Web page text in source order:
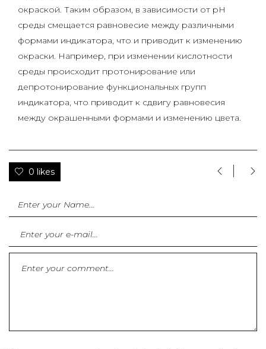
окраской. Таким образом, в зависимости от pH
среды смещается равновесие между различными
формами индикатора, что и приводит к изменению
окраски. Например, при изменении кислотности
среды происходит протонирование или
депротонирование функциональных групп
индикатора, что приводит к сдвигу равновесия
между окрашенными формами и изменению цвета.
0 likes